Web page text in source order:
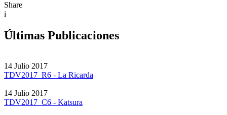
Share
i
Últimas Publicaciones
14 Julio 2017
TDV2017_R6 - La Ricarda
14 Julio 2017
TDV2017_C6 - Katsura